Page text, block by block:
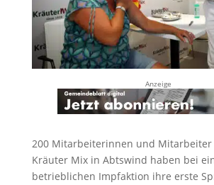
Anzeige
200 Mitarbeiterinnen und Mitarbeiter
Kräuter Mix in Abtswind haben bei
betrieblichen Impfaktion ihre erste